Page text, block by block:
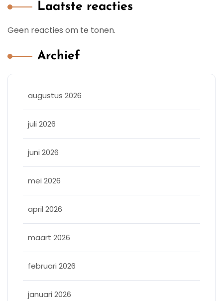
Laatste reacties
Geen reacties om te tonen.
Archief
augustus 2026
juli 2026
juni 2026
mei 2026
april 2026
maart 2026
februari 2026
januari 2026